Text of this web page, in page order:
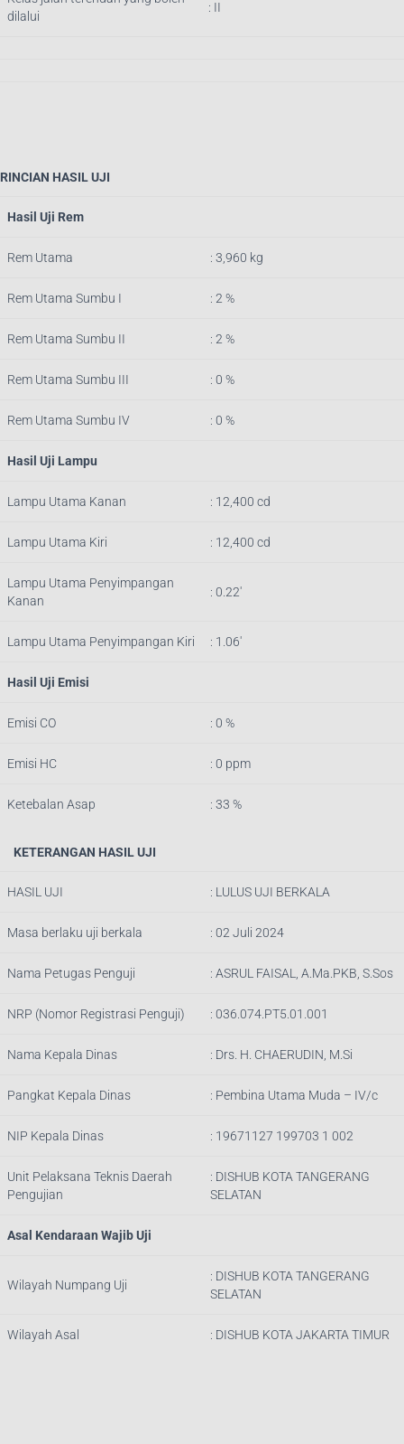
dilalui
: II
RINCIAN HASIL UJI
Hasil Uji Rem
Rem Utama : 3,960 kg
Rem Utama Sumbu I : 2 %
Rem Utama Sumbu II : 2 %
Rem Utama Sumbu III : 0 %
Rem Utama Sumbu IV : 0 %
Hasil Uji Lampu
Lampu Utama Kanan : 12,400 cd
Lampu Utama Kiri : 12,400 cd
Lampu Utama Penyimpangan
Kanan
: 0.22′
Lampu Utama Penyimpangan Kiri : 1.06′
Hasil Uji Emisi
Emisi CO : 0 %
Emisi HC : 0 ppm
Ketebalan Asap : 33 %
KETERANGAN HASIL UJI
HASIL UJI : LULUS UJI BERKALA
Masa berlaku uji berkala : 02 Juli 2024
Nama Petugas Penguji : ASRUL FAISAL, A.Ma.PKB, S.Sos
NRP (Nomor Registrasi Penguji) : 036.074.PT5.01.001
Nama Kepala Dinas : Drs. H. CHAERUDIN, M.Si
Pangkat Kepala Dinas : Pembina Utama Muda – IV/c
NIP Kepala Dinas : 19671127 199703 1 002
Unit Pelaksana Teknis Daerah
Pengujian
: DISHUB KOTA TANGERANG
SELATAN
Asal Kendaraan Wajib Uji
Wilayah Numpang Uji
: DISHUB KOTA TANGERANG
SELATAN
Wilayah Asal : DISHUB KOTA JAKARTA TIMUR